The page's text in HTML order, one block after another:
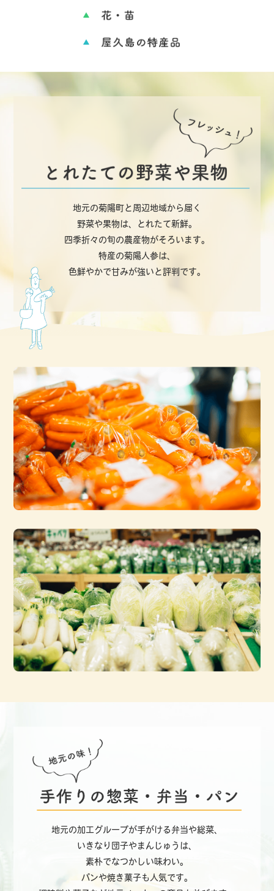
地元の菊陽町と周辺地域から届く
野菜や果物は、とれたて新鮮。
四季折々の旬の農産物がそろいます。
特産の菊陽人参は、
色鮮やかで甘みが強いと評判です。
地元の加工グループが手がける弁当や総菜、
いきなり団子やまんじゅうは、
素朴でなつかしい味わい。
パンや焼き菓子も人気です。